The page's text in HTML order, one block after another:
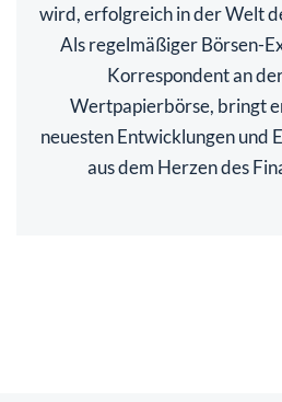
wird, erfolgreich in der Welt
Als regelmäßiger Börsen-
Korrespondent an
Wertpapierbörse, bringt
neuesten Entwicklungen und
aus dem Herzen des